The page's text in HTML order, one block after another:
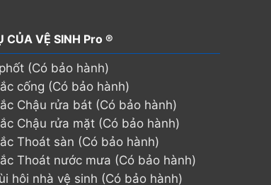
CỦA VỆ SINH Pro ®
(Có bảo hành)
cống (Có bảo hành)
Chậu rửa bát (Có bảo hành)
Chậu rửa mặt (Có bảo hành)
Thoát sàn (Có bảo hành)
Thoát nước mưa (Có bảo hành)
hôi nhà vệ sinh (Có bảo hành)